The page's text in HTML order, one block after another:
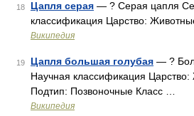
18 Цапля серая — ? Серая цапля
классификация Царство:
Википедия
19 Цапля большая голубая — ?
Научная классификация
Подтип: Позвоночные Класс …
Википедия